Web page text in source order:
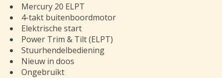
Mercury 20 ELPT
4-takt buitenboordmotor
Elektrische start
Power Trim & Tilt (ELPT)
Stuurhendelbediening
Nieuw in doos
Ongebruikt